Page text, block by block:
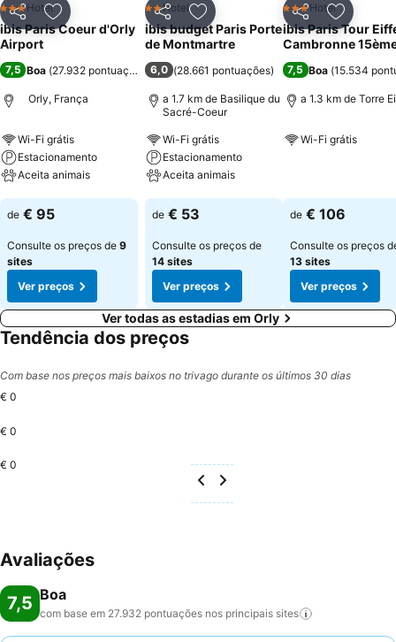
PartilharAdicionar aos favoritos
3 Estrelas
Hotel
ibis Paris Coeur d'Orly
Airport
7,5 Boa (27.932 pontuações)
Orly, França
Wi-Fi grátis
Estacionamento
Aceita animais
Ver preços
de € 95
Consulte os preços de 9
sites
Ver preços
PartilharAdicionar aos favoritos
2 Estrelas
Hotel
ibis budget Paris Porte
de Montmartre
6,0 (28.661 pontuações)
a 1.7 km de Basilique du
Sacré-Coeur
Wi-Fi grátis
Estacionamento
Aceita animais
Ver preços
de € 53
Consulte os preços de
14 sites
Ver preços
Partilhar
3 Estrelas
Hotel
ibis Paris Tour
Cambronne
7,5 Boa (15.534
a 1.3 km de Torre
Wi-Fi grátis
de € 106
Consulte os preços
13 sites
Ver preços
Ver todas as estadias em Orly
Tendência dos preços
Com base nos preços mais baixos no trivago durante os últimos 30 dias
€ 0
€ 0
€ 0
Avaliações
7,5 Boa
com base em 27.932 pontuações nos principais sites